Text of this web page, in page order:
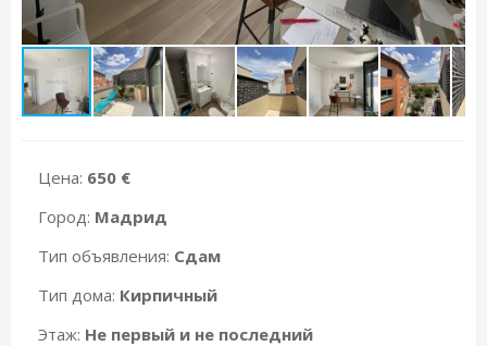
Цена: 650 €
Город: Мадрид
Тип объявления: Сдам
Тип дома: Кирпичный
Этаж: Не первый и не последний